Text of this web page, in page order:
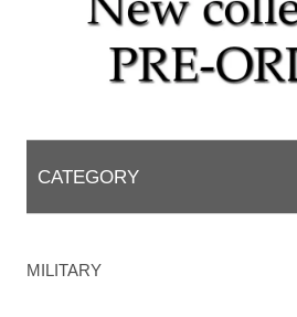
CATEGORY
MILITARY